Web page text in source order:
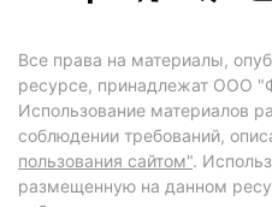
Все права на материалы,
ресурсе, принадлежат ООО
Использование материалов
соблюдении требований,
пользования сайтом".
размещенную на данном